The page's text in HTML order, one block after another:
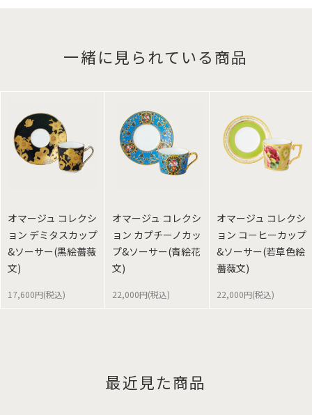
一緒に見られている商品
オマージュ コレクシ
ョン デミタスカップ
&ソーサー(黒絵薔薇
文)
17,600円(税込)
オマージュ コレクシ
ョン カプチーノカッ
プ&ソーサー(青絵花
文)
22,000円(税込)
オマージュ コレクシ
ョン コーヒーカップ
&ソーサー(若草色絵
薔薇文)
22,000円(税込)
最近見た商品